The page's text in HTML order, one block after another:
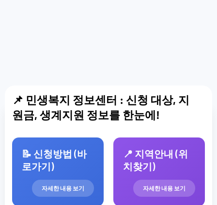
📌 민생복지 정보센터 : 신청 대상, 지
원금, 생계지원 정보를 한눈에!
📝 신청방법 (바
로가기)
자세한 내용 보기
📍 지역안내 (위
치찾기)
자세한 내용 보기